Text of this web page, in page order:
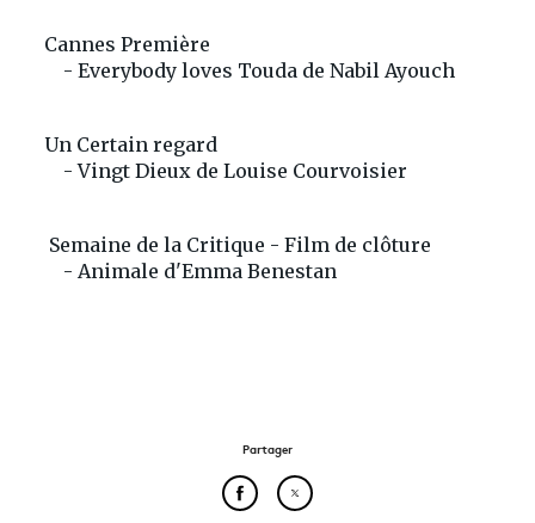
Cannes Première
- Everybody loves Touda de Nabil Ayouch
Un Certain regard
- Vingt Dieux de Louise Courvoisier
Semaine de la Critique - Film de clôture
- Animale d'Emma Benestan
Partager
Partager cet article sur
Partager cet article sur